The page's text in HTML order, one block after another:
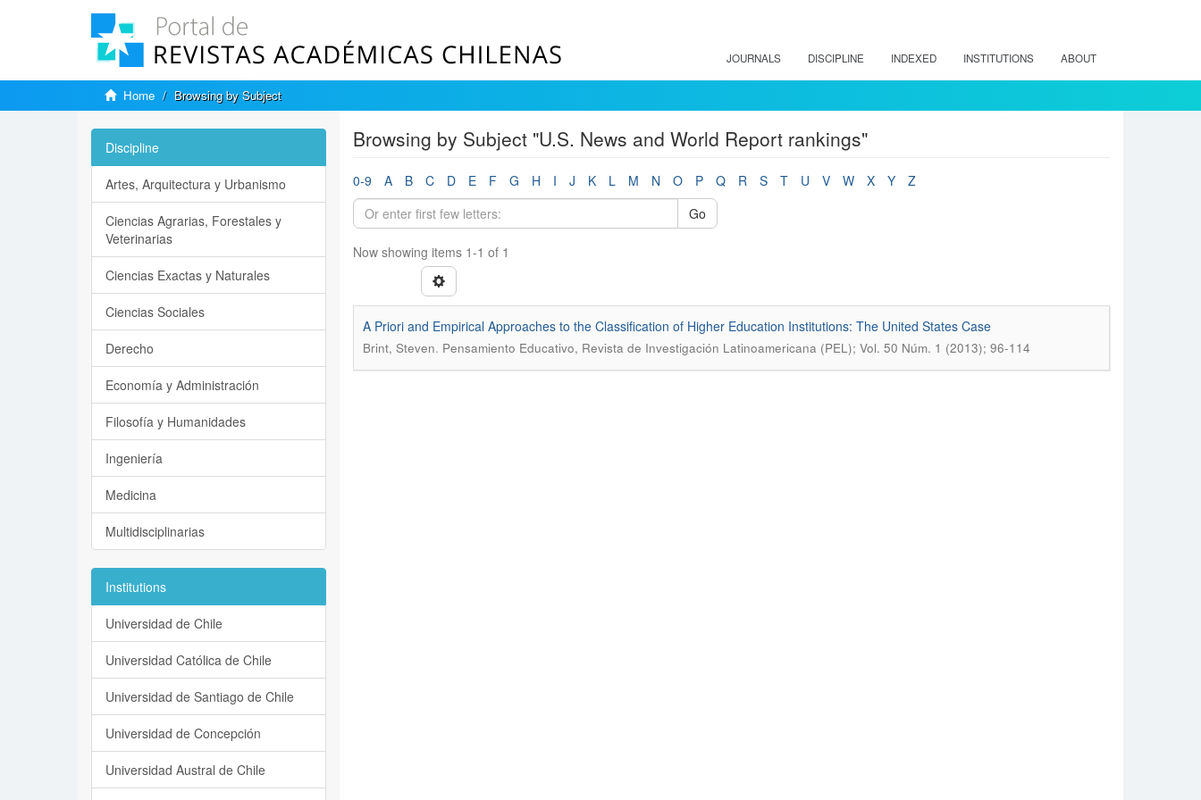
JOURNALS DISCIPLINE INDEXED INSTITUTIONS ABOUT
Home Browsing by Subject
Browsing by Subject "U.S. News and World Report rankings"
0-9 A B C D E F G H I J K L M N O P Q R S T U V W X Y
Z
Go
Now showing items 1-1 of 1
A Priori and Empirical Approaches to the Classification of Higher Education Institutions: The United States Case
Brint, Steven. Pensamiento Educativo, Revista de Investigación Latinoamericana (PEL); Vol. 50 Núm. 1 (2013); 96-114
Discipline
Artes, Arquitectura y Urbanismo
Ciencias Agrarias, Forestales y
Veterinarias
Ciencias Exactas y Naturales
Ciencias Sociales
Derecho
Economía y Administración
Filosofía y Humanidades
Ingeniería
Medicina
Multidisciplinarias
Institutions
Universidad de Chile
Universidad Católica de Chile
Universidad de Santiago de Chile
Universidad de Concepción
Universidad Austral de Chile